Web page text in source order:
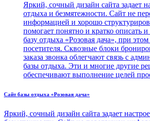
Яркий, сочный дизайн сайта задает
отдыха и безмятежности. Сайт не
информацией и хорошо
помогает понятно и кратко описать и
базу отдыха «Розовая дача», при
посетителя. Сквозные блоки
заказа звонка облегчают связь с
базы отдыха. Эти и многие другие
обеспечивают выполнение целей
Сайт базы отдыха «Розовая дача»
Яркий, сочный дизайн сайта задает